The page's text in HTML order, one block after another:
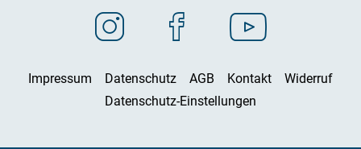
Impressum Datenschutz AGB Kontakt
Widerruf
Datenschutz-Einstellungen